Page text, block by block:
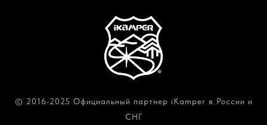
© 2016-2025 Официальный партнер iKamper в России и
СНГ